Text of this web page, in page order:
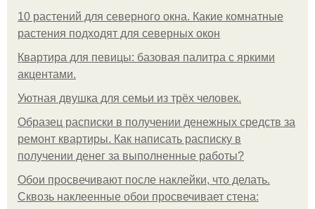
10 растений для северного окна. Какие комнатные
растения подходят для северных окон
Квартира для певицы: базовая палитра с яркими
акцентами.
Уютная двушка для семьи из трёх человек.
Образец расписки в получении денежных средств за
ремонт квартиры. Как написать расписку в
получении денег за выполненные работы?
Обои просвечивают после наклейки, что делать.
Сквозь наклеенные обои просвечивает стена: